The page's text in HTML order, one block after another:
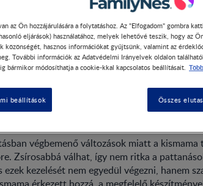
és a
várandósság
végbemenő változások miatt a kismama
Zsírosabbá válhat, így nem ritka a
ezek kezelését nem egyedül végezni, hanem
az Ön hozzájárulására a folytatáshoz. Az "Elfogadom" gombra
eljárások) használatához, melyek lehetővé teszik, hogy az
közönségét, hasznos információkat gyűjtsünk, valamint az
További információk az Adatvédelmi Irányelvek oldalon
bármikor módosíthatja a cookie-kkal kapcsolatos beállításait.
beállítások Összes